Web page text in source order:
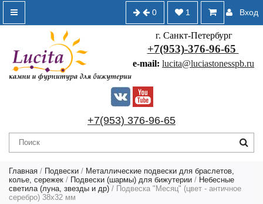
Вход
1
0
г. Санкт-Петербург
+7(953)-376-96-65
e-mail: lucita@luciastonesspb.ru
+7(953) 376-96-65
Главная / Подвески / Металлические подвески для браслетов,
колье, сережек / Подвески (шармы) для бижутерии / Небесные
светила (луна, звезды и др) / Подвеска "Месяц" (цвет - античное
серебро) 38х32 мм